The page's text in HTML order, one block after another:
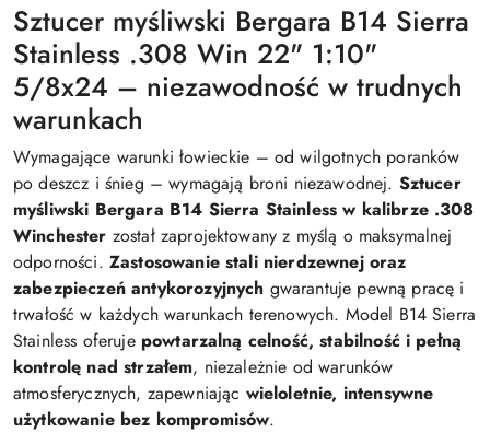
Sztucer myśliwski Bergara B14 Sierra
Stainless .308 Win 22" 1:10"
5/8x24 – niezawodność w trudnych
warunkach
Wymagające warunki łowieckie – od wilgotnych poranków
po deszcz i śnieg – wymagają broni niezawodnej. Sztucer
myśliwski Bergara B14 Sierra Stainless w kalibrze .308
Winchester został zaprojektowany z myślą o maksymalnej
odporności. Zastosowanie stali nierdzewnej oraz
zabezpieczeń antykorozyjnych gwarantuje pewną pracę i
trwałość w każdych warunkach terenowych. Model B14 Sierra
Stainless oferuje powtarzalną celność, stabilność i pełną
kontrolę nad strzałem, niezależnie od warunków
atmosferycznych, zapewniając wieloletnie, intensywne
użytkowanie bez kompromisów.